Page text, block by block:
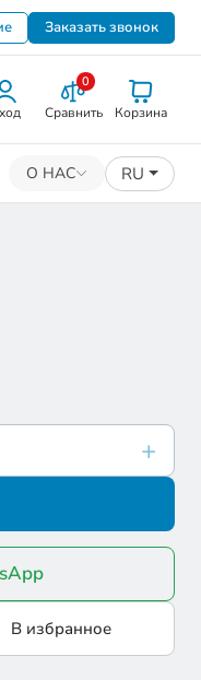
Заказать звонок
0
Сравнить Корзина
О НАС RU
В избранное